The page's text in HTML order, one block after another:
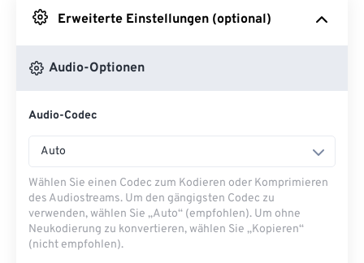
Erweiterte Einstellungen (optional)
Audio-Optionen
Audio-Codec
Auto
Wählen Sie einen Codec zum Kodieren oder Komprimieren
des Audiostreams. Um den gängigsten Codec zu
verwenden, wählen Sie „Auto“ (empfohlen). Um ohne
Neukodierung zu konvertieren, wählen Sie „Kopieren“
(nicht empfohlen).